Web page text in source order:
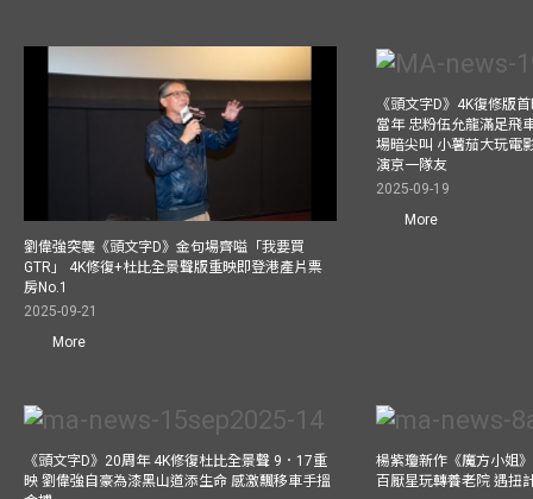
劉偉強突襲《頭文字D》金句場齊嗌「我要買
GTR」 4K修復+杜比全景聲版重映即登港產片票
房No.1
2025-09-21
More
《頭文字D》4K復修版
當年 忠粉伍允龍滿足飛
場暗尖叫 小薯茄大玩電
演京一隊友
2025-09-19
More
《頭文字D》20周年 4K修復杜比全景聲 9．17重
映 劉偉強自豪為漆黑山道添生命 感激飄移車手搵
楊紫瓊新作《魔方小姐
百厭星玩轉養老院 遇扭